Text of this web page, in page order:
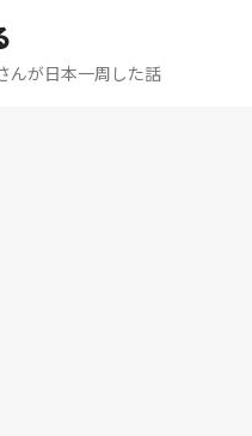
んが日本一周した話